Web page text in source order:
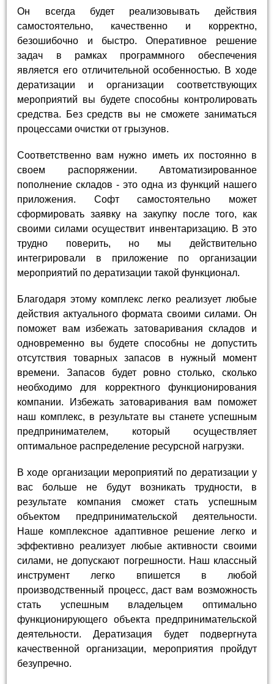
Он всегда будет реализовывать действия
самостоятельно, качественно и корректно,
безошибочно и быстро. Оперативное решение
задач в рамках программного обеспечения
является его отличительной особенностью. В ходе
дератизации и организации соответствующих
мероприятий вы будете способны контролировать
средства. Без средств вы не сможете заниматься
процессами очистки от грызунов.
Соответственно вам нужно иметь их постоянно в
своем распоряжении. Автоматизированное
пополнение складов - это одна из функций нашего
приложения. Софт самостоятельно может
сформировать заявку на закупку после того, как
своими силами осуществит инвентаризацию. В это
трудно поверить, но мы действительно
интегрировали в приложение по организации
мероприятий по дератизации такой функционал.
Благодаря этому комплекс легко реализует любые
действия актуального формата своими силами. Он
поможет вам избежать затоваривания складов и
одновременно вы будете способны не допустить
отсутствия товарных запасов в нужный момент
времени. Запасов будет ровно столько, сколько
необходимо для корректного функционирования
компании. Избежать затоваривания вам поможет
наш комплекс, в результате вы станете успешным
предпринимателем, который осуществляет
оптимальное распределение ресурсной нагрузки.
В ходе организации мероприятий по дератизации у
вас больше не будут возникать трудности, в
результате компания сможет стать успешным
объектом предпринимательской деятельности.
Наше комплексное адаптивное решение легко и
эффективно реализует любые активности своими
силами, не допускают погрешности. Наш классный
инструмент легко впишется в любой
производственный процесс, даст вам возможность
стать успешным владельцем оптимально
функционирующего объекта предпринимательской
деятельности. Дератизация будет подвергнута
качественной организации, мероприятия пройдут
безупречно.